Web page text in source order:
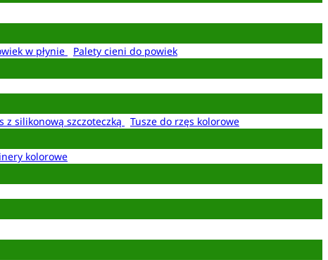
w płynie
Palety cieni do powiek
z silikonową szczoteczką
Tusze do rzęs kolorowe
kolorowe